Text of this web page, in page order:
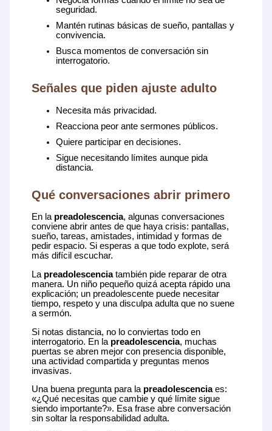
seguridad.
Mantén rutinas básicas de sueño, pantallas y
convivencia.
Busca momentos de conversación sin
interrogatorio.
Señales que piden ajuste adulto
Necesita más privacidad.
Reacciona peor ante sermones públicos.
Quiere participar en decisiones.
Sigue necesitando límites aunque pida
distancia.
Qué conversaciones abrir primero
En la preadolescencia, algunas conversaciones
conviene abrir antes de que haya crisis: pantallas,
sueño, tareas, amistades, intimidad y formas de
pedir espacio. Si esperas a que todo explote, será
más difícil escuchar.
La preadolescenciatambién pide reparar de otra
manera. Un niño pequeño quizá acepta rápido una
explicación; un preadolescente puede necesitar
tiempo, respeto y una disculpa adulta que no suene
a sermón.
Si notas distancia, no lo conviertas todo en
interrogatorio. En la preadolescencia, muchas
puertas se abren mejor con presencia disponible,
una actividad compartida y preguntas menos
invasivas.
Una buena pregunta para la preadolescenciaes:
«¿Qué necesitas que cambie y qué límite sigue
siendo importante?». Esa frase abre conversación
sin soltar la responsabilidad adulta.